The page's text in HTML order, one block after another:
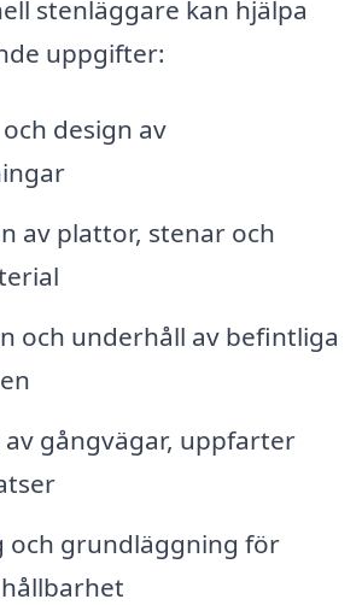
stenläggare kan hjälpa
uppgifter:
design av
av plattor, stenar och
och underhåll av befintliga
av gångvägar, uppfarter
och grundläggning för